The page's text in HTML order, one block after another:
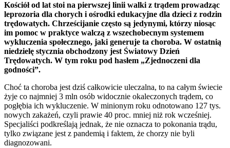
Kościół od lat stoi na pierwszej linii walki z trądem prowadząc
leprozoria dla chorych i ośrodki edukacyjne dla dzieci z rodzin
trędowatych. Chrześcijanie często są jedynymi, którzy niosąc
im pomoc w praktyce walczą z wszechobecnym systemem
wykluczenia społecznego, jaki generuje ta choroba. W ostatnią
niedzielę stycznia obchodzony jest Światowy Dzień
Trędowatych. W tym roku pod hasłem „Zjednoczeni dla
godności”.
Choć ta choroba jest dziś całkowicie uleczalna, to na całym świecie
żyje co najmniej 3 mln osób widocznie okaleczonych trądem, co
pogłębia ich wykluczenie. W minionym roku odnotowano 127 tys.
nowych zakażeń, czyli prawie 40 proc. mniej niż rok wcześniej.
Specjaliści podkreślają jednak, że nie oznacza to pokonania trądu,
tylko związane jest z pandemią i faktem, że chorzy nie byli
diagnozowani.